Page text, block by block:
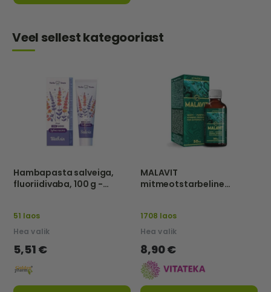
Veel sellest kategooriast
Hambapasta salveiga,
fluoriidivaba, 100 g -
51 laos
Hea valik
5,51 €
MALAVIT
mitmeotstarbeline
1708 laos
Hea valik
8,90 €